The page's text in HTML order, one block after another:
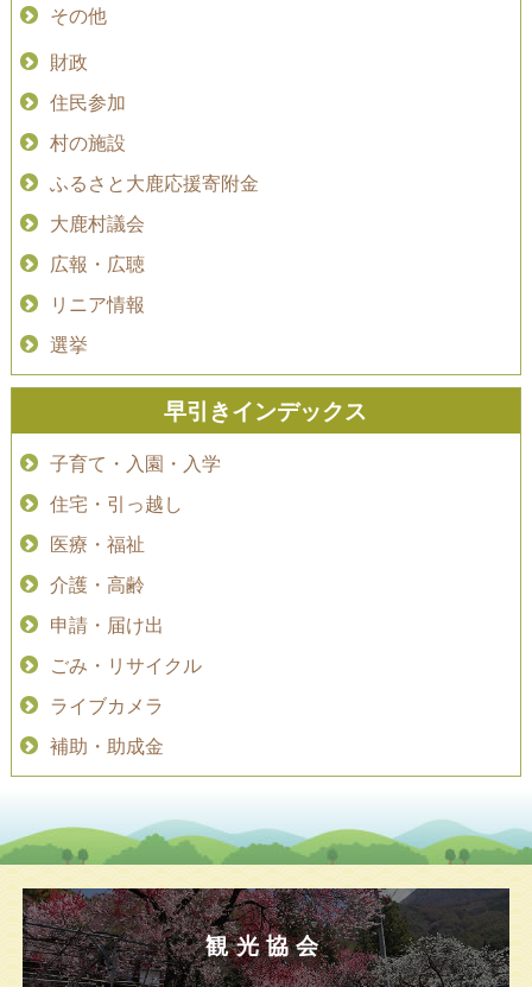
その他
財政
住民参加
村の施設
ふるさと大鹿応援寄附金
大鹿村議会
広報・広聴
リニア情報
選挙
早引きインデックス
子育て・入園・入学
住宅・引っ越し
医療・福祉
介護・高齢
申請・届け出
ごみ・リサイクル
ライブカメラ
補助・助成金
観光協会